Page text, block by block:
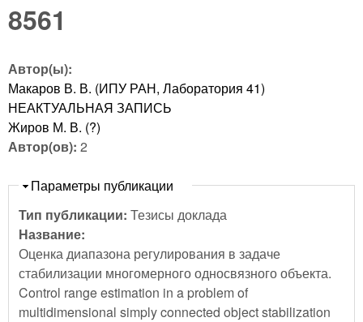
8561
Автор(ы):
Макаров В. В. (ИПУ РАН, Лаборатория 41)
НЕАКТУАЛЬНАЯ ЗАПИСЬ
Жиров М. В. (?)
Автор(ов): 2
Скрыть
Параметры публикации
Тип публикации: Тезисы доклада
Название:
Оценка диапазона регулирования в задаче
стабилизации многомерного односвязного объекта.
Control range estimation in a problem of
multidimensional simply connected object stabilization